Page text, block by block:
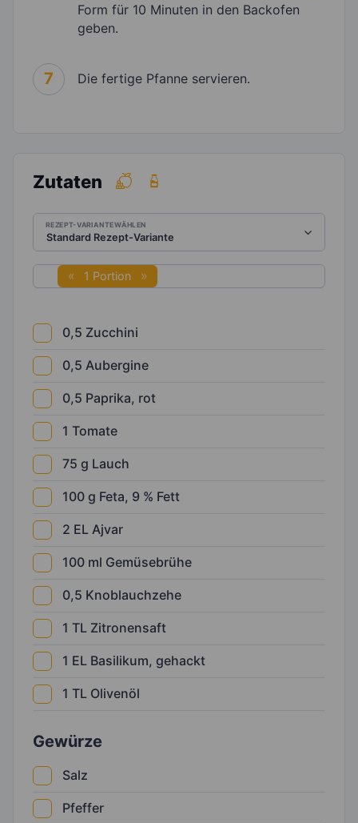
Form für 10 Minuten in den Backofen
geben.
7 Die fertige Pfanne servieren.
Zutaten
REZEPT-VARIANTE WÄHLEN
1 Portion
0,5 Zucchini
0,5 Aubergine
0,5 Paprika, rot
1 Tomate
75 g Lauch
100 g Feta, 9 % Fett
2 EL Ajvar
100 ml Gemüsebrühe
0,5 Knoblauchzehe
1 TL Zitronensaft
1 EL Basilikum, gehackt
1 TL Olivenöl
Gewürze
Salz
Pfeffer